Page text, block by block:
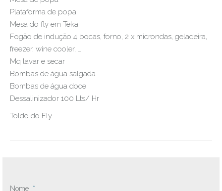
Plataforma de popa
Mesa do fly em Teka
Fogão de indução 4 bocas, forno, 2 x microndas, geladeira,
freezer, wine cooler, …
Mq lavar e secar
Bombas de água salgada
Bombas de água doce
Dessalinizador 100 Lts/ Hr
Toldo do Fly
Nome *